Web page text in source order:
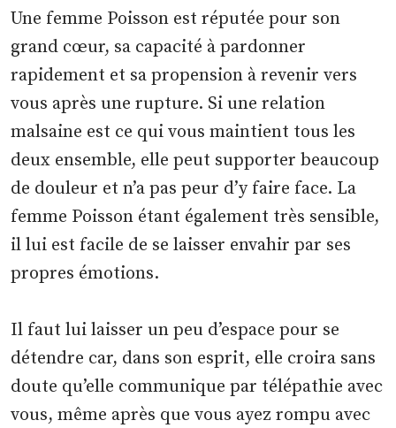
Une femme Poisson est réputée pour son
grand cœur, sa capacité à pardonner
rapidement et sa propension à revenir vers
vous après une rupture. Si une relation
malsaine est ce qui vous maintient tous les
deux ensemble, elle peut supporter beaucoup
de douleur et n’a pas peur d’y faire face. La
femme Poisson étant également très sensible,
il lui est facile de se laisser envahir par ses
propres émotions.
Il faut lui laisser un peu d’espace pour se
détendre car, dans son esprit, elle croira sans
doute qu’elle communique par télépathie avec
vous, même après que vous ayez rompu avec